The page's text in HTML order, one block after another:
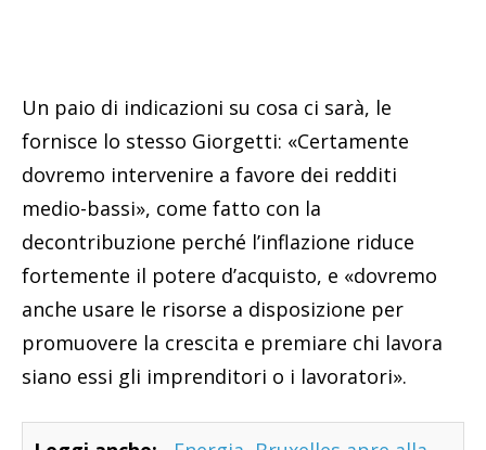
Un paio di indicazioni su cosa ci sarà, le
fornisce lo stesso Giorgetti: «Certamente
dovremo intervenire a favore dei redditi
medio-bassi», come fatto con la
decontribuzione perché l’inflazione riduce
fortemente il potere d’acquisto, e «dovremo
anche usare le risorse a disposizione per
promuovere la crescita e premiare chi lavora
siano essi gli imprenditori o i lavoratori».